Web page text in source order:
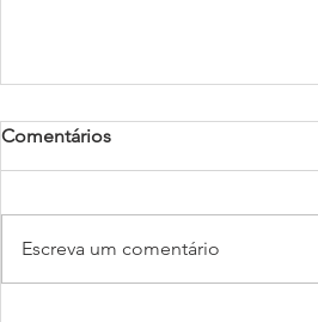
Comentários
Escreva um comentário